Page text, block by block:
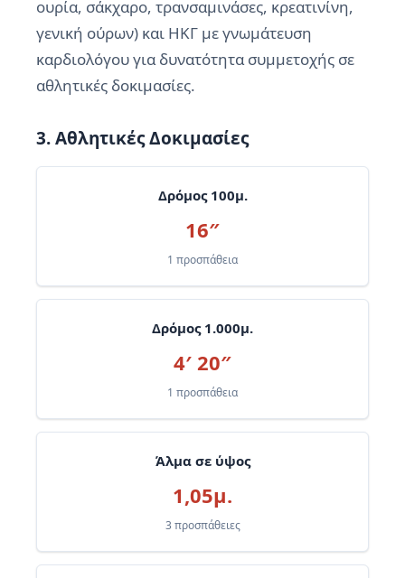
ουρία, σάκχαρο, τρανσαμινάσες, κρεατινίνη,
γενική ούρων) και ΗΚΓ με γνωμάτευση
καρδιολόγου για δυνατότητα συμμετοχής σε
αθλητικές δοκιμασίες.
3. Αθλητικές Δοκιμασίες
Δρόμος 100μ.
16″
1 προσπάθεια
Δρόμος 1.000μ.
4′ 20″
1 προσπάθεια
Άλμα σε ύψος
1,05μ.
3 προσπάθειες